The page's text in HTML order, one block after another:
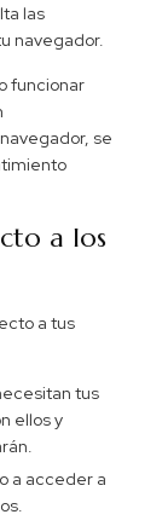
las
navegador.
funcionar
se
a los
a tus
tus
ellos y
a acceder a